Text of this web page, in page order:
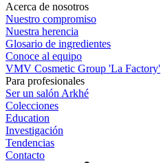
Acerca de nosotros
Nuestro compromiso
Nuestra herencia
Glosario de ingredientes
Conoce al equipo
VMV Cosmetic Group 'La Factory'
Para profesionales
Ser un salón Arkhé
Colecciones
Education
Investigación
Tendencias
Contacto